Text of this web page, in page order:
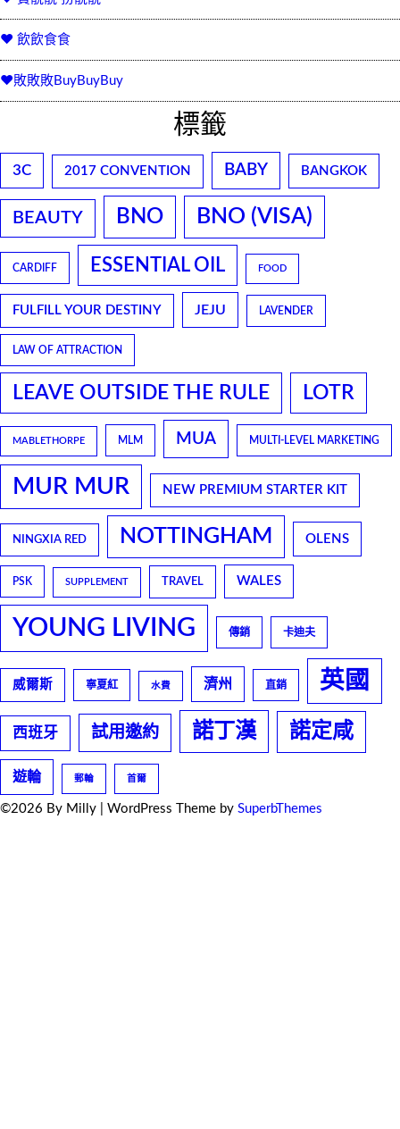
♥ 飲飲食食
♥敗敗敗BuyBuyBuy
標籤
3C 2017 CONVENTION BABY BANGKOK
BEAUTY BNO BNO (VISA)
CARDIFF ESSENTIAL OIL FOOD
FULFILL YOUR DESTINY JEJU LAVENDER
LAW OF ATTRACTION
LEAVE OUTSIDE THE RULE LOTR
MABLETHORPE MLM MUA MULTI-LEVEL MARKETING
MUR MUR NEW PREMIUM STARTER KIT
NINGXIA RED NOTTINGHAM OLENS
PSK SUPPLEMENT TRAVEL WALES
YOUNG LIVING 傳銷 卡迪夫
威爾斯 寧夏紅 水費 濟州 直銷 英國
西班牙 試用邀約 諾丁漢 諾定咸
遊輪 郵輪 首爾
©2026 By Milly | WordPress Theme by SuperbThemes